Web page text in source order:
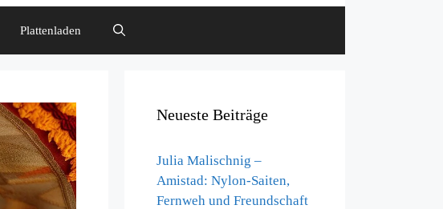
Plattenladen
Neueste Beiträge
Julia Malischnig –
Amistad: Nylon-Saiten,
Fernweh und Freundschaft